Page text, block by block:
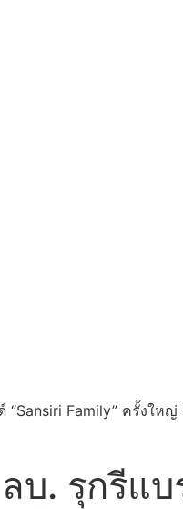
“Sansiri Family” ครั้งใ
บ. รุกรีแ